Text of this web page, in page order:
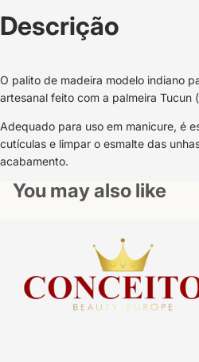
Descrição
O palito de madeira modelo indiano
artesanal feito com a palmeira Tucun
Adequado para uso em manicure, é
cutículas e limpar o esmalte das
acabamento.
You may also like